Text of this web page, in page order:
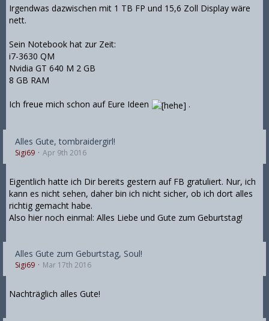
Irgendwas dazwischen mit 1 TB FP und 15,6 Zoll Display wäre
nett.
Sein Notebook hat zur Zeit:
i7-3630 QM
Nvidia GT 640 M 2 GB
8 GB RAM
Ich freue mich schon auf Eure Ideen .
Alles Gute, tombraidergirl!
Sigi69 Apr 9th 2016
Eigentlich hatte ich Dir bereits gestern auf FB gratuliert. Nur, ich
kann es nicht sehen, daher bin ich nicht sicher, ob ich dort alles
richtig gemacht habe.
Also hier noch einmal: Alles Liebe und Gute zum Geburtstag!
Alles Gute zum Geburtstag, Soul!
Sigi69 Mar 17th 2016
Nachträglich alles Gute!